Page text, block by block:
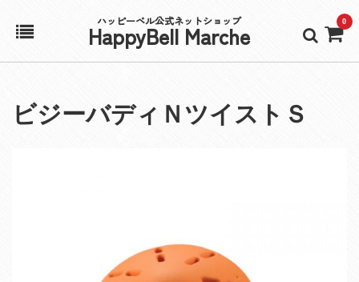
ハッピーベル公式ネットショップ
HappyBell Marche 0
アカウント
ビジーバディＮツイストＳ